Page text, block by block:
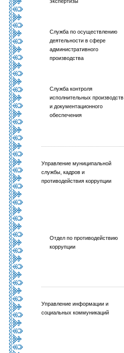
Служба по осуществлению
деятельности в сфере
административного
производства
Служба контроля
исполнительных производств
и документационного
обеспечения
Управление муниципальной
службы, кадров и
противодействия коррупции
Отдел по противодействию
коррупции
Управление информации и
социальных коммуникаций